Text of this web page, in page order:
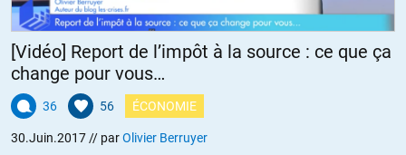
[Vidéo] Report de l’impôt à la source : ce que ça
change pour vous…
36 56 ÉCONOMIE
30.Juin.2017 // parOlivier Berruyer